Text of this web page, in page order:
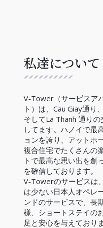
私達について
V-Tower（サービスア
ト）は、Cau Giay通り
そしてLa Thanh 通り
してます。ハノイで最
ョンを誇り、アットホ
複合住宅でたくさんの
トで最高な思い出を創
を確信しております。
V-Towerのサービスは
は少ない日本人オペレ
ンドのサービスで、長
様、ショートステイの
足と安心を与えておりま